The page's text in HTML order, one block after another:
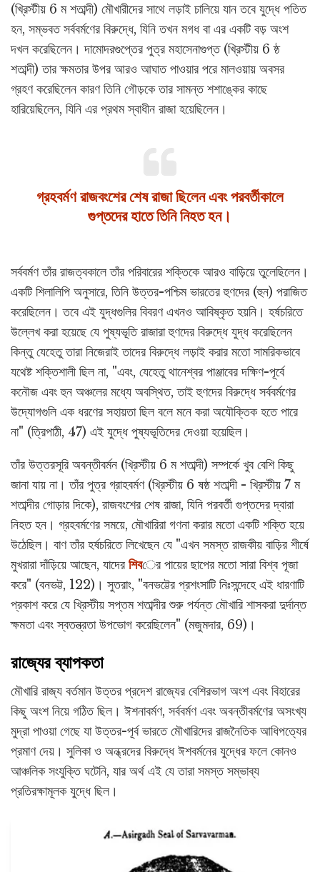
(খ্রিস্টীয় 6 ম শতাব্দী) মৌখারীদের সাথে লড়াই চালিয়ে যান তবে যুদ্ধে পতিত
হন, সম্ভবত সর্ববর্মণের বিরুদ্ধে, যিনি তখন মগধ বা এর একটি বড় অংশ
দখল করেছিলেন। দামোদরগুপ্তের পুত্র মহাসেনাগুপ্ত (খ্রিস্টীয় 6 ষ্ঠ
শতাব্দী) তার ক্ষমতার উপর আরও আঘাত পাওয়ার পরে মালওয়ায় অবসর
গ্রহণ করেছিলেন কারণ তিনি গৌড়কে তার সামন্ত শশাঙ্কের কাছে
হারিয়েছিলেন, যিনি এর প্রথম স্বাধীন রাজা হয়েছিলেন।
গ্রহবর্মণ রাজবংশের শেষ রাজা ছিলেন এবং পরবর্তীকালে
গুপ্তদের হাতে তিনি নিহত হন।
সর্ববর্মণ তাঁর রাজত্বকালে তাঁর পরিবারের শক্তিকে আরও বাড়িয়ে তুলেছিলেন।
একটি শিলালিপি অনুসারে, তিনি উত্তর-পশ্চিম ভারতের হুণদের (হুন) পরাজিত
করেছিলেন। তবে এই যুদ্ধগুলির বিবরণ এখনও আবিষ্কৃত হয়নি। হর্ষচরিতে
উল্লেখ করা হয়েছে যে পুষ্যভূতি রাজারা হুণদের বিরুদ্ধে যুদ্ধ করেছিলেন
কিন্তু যেহেতু তারা নিজেরাই তাদের বিরুদ্ধে লড়াই করার মতো সামরিকভাবে
যথেষ্ট শক্তিশালী ছিল না, "এবং, যেহেতু থানেশ্বর পাঞ্জাবের দক্ষিণ-পূর্বে
কনৌজ এবং হুন অঞ্চলের মধ্যে অবস্থিত, তাই হুণদের বিরুদ্ধে সর্ববর্মণের
উদ্যোগগুলি এক ধরণের সহায়তা ছিল বলে মনে করা অযৌক্তিক হতে পারে
না" (ত্রিপাঠী, 47) এই যুদ্ধে পুষ্যভূতিদের দেওয়া হয়েছিল।
তাঁর উত্তরসূরি অবন্তীবর্মন (খ্রিস্টীয় 6 ম শতাব্দী) সম্পর্কে খুব বেশি কিছু
জানা যায় না। তাঁর পুত্র গ্রাহবর্মণ (খ্রিস্টীয় 6 ষষ্ঠ শতাব্দী - খ্রিস্টীয় 7 ম
শতাব্দীর গোড়ার দিকে), রাজবংশের শেষ রাজা, যিনি পরবর্তী গুপ্তদের দ্বারা
নিহত হন। গ্রহবর্মণের সময়ে, মৌখারিরা গণনা করার মতো একটি শক্তি হয়ে
উঠেছিল। বাণ তাঁর হর্ষচরিতে লিখেছেন যে "এখন সমস্ত রাজকীয় বাড়ির শীর্ষে
মুখরারা দাঁড়িয়ে আছেন, যাদের শিবের পায়ের ছাপের মতো সারা বিশ্ব পূজা
করে" (বনভট্ট, 122)। সুতরাং, "বনভট্টের প্রশংসাটি নিঃসন্দেহে এই ধারণাটি
প্রকাশ করে যে খ্রিস্টীয় সপ্তম শতাব্দীর শুরু পর্যন্ত মৌখারি শাসকরা দুর্দান্ত
ক্ষমতা এবং স্বতন্ত্রতা উপভোগ করেছিলেন" (মজুমদার, 69)।
রাজ্যের ব্যাপকতা
মৌখারি রাজ্য বর্তমান উত্তর প্রদেশ রাজ্যের বেশিরভাগ অংশ এবং বিহারের
কিছু অংশ নিয়ে গঠিত ছিল। ঈশনাবর্মণ, সর্ববর্মণ এবং অবন্তীবর্মণের অসংখ্য
মুদ্রা পাওয়া গেছে যা উত্তর-পূর্ব ভারতে মৌখারিদের রাজনৈতিক আধিপত্যের
প্রমাণ দেয়। সুলিকা ও অন্ধ্রদের বিরুদ্ধে ঈশবর্মনের যুদ্ধের ফলে কোনও
আঞ্চলিক সংযুক্তি ঘটেনি, যার অর্থ এই যে তারা সমস্ত সম্ভাব্য
প্রতিরক্ষামূলক যুদ্ধে ছিল।